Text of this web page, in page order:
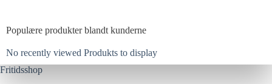
Populære produkter blandt kunderne
No recently viewed Produkts to display
Fritidsshop